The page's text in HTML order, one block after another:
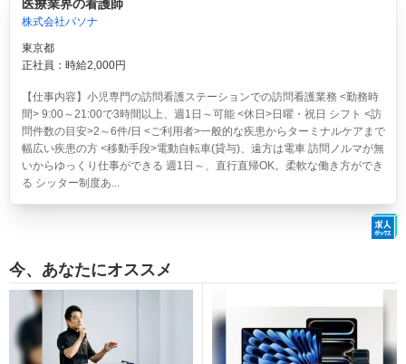
医療業界の看護師
株式会社パソナ
東京都
正社員：時給2,000円
【仕事内容】小児専門の訪問看護ステーションでの訪問看護業務 <勤務時
間> 9:00～21:00で3時間以上、週1日～可能 <休日>日曜・祝日 シフト <訪
問件数の目安>2～6件/日 <ご利用者>一般的な疾患からターミナルケアまで
幅広い疾患の方 <移動手段>電動自転車(貸与)、遠方は電車 訪問ノルマが無
いからゆっくり仕事ができる 週1日～、直行直帰OK。柔軟な働き方ができ
る シッター制度あ...
今、あなたにオススメ